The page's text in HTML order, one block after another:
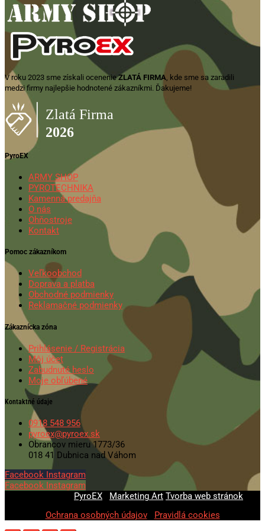
V roku 2023 sme získali ocenenieZLATÁ FIRMA, kde sme sa zaradili
medzi firmy najlepšie hodnotené zákazníkmi. Ďakujeme!
PyroEX
ARMY SHOP
PYROTECHNIKA
Kamenná predajňa
O nás
Ohňostroje
Kontakt
Pomoc zákazníkom
Veľkoobchod
Doprava a platba
Obchodné podmienky
Reklamačné podmienky
Zákaznícka zóna
Prihlásenie / Registrácia
Môj účet
Zabudnuté heslo
Moje obľúbené
Kontaktné údaje
0918 548 956
pyroex@pyroex.sk
Obrancov mieru 1773/36
018 41 Dubnica nad Váhom
Facebook Instagram
Facebook Instagram
PyroEX Marketing Art Tvorba web stránok
Ochrana osobných údajov| Pravidlá cookies